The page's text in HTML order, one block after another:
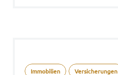
Immobilien Versicherungen